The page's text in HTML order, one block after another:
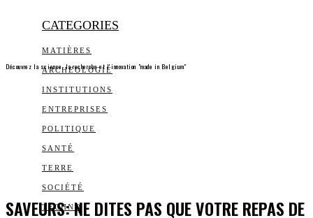
CATEGORIES
MATIÈRES
ARCHEOLOGIE
INSTITUTIONS
ENTREPRISES
POLITIQUE
SANTÉ
TERRE
SOCIÉTÉ
TECHNO
Découvrez la science, la recherche et l’innovation "made in Belgium"
SAVEURS: NE DITES PAS QUE VOTRE REPAS DE